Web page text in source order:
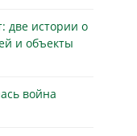
две истории о
и объекты
война